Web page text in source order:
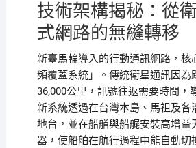
技術架構揭秘：從
式網路的無縫轉移
新臺馬輪導入的行動通訊網路，核
頻覆蓋系統」。傳統衛星通訊因為
36,000公里，訊號往返需要時間，
新系統透過在台灣本島、馬祖及各
地台，並在船艏與船艉安裝高增益
器，使船舶在航行過程中能自動切